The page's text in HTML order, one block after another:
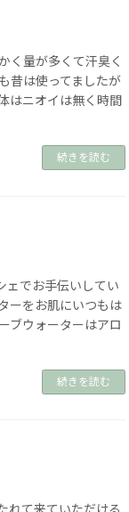
く量が多くて汗臭く
昔は使ってましたが
はニオイは無く時間
続きを読む
ェでお手伝いしてい
ーをお肌に⁡いつもは
ブウォーターはアロ
続きを読む